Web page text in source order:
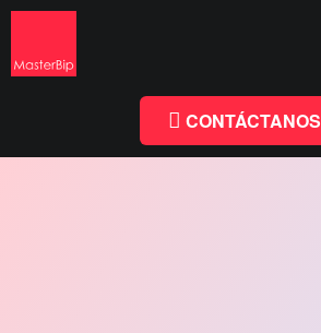
Diseño Web
Web
-
CONTÁCTANOS